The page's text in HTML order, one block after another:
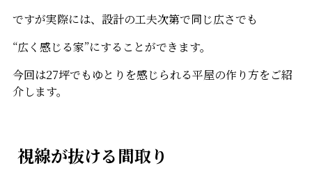
ですが実際には、設計の工夫次第で同じ広さでも
“広く感じる家”にすることができます。
今回は27坪でもゆとりを感じられる平屋の作り方をご紹
介します。
視線が抜ける間取り